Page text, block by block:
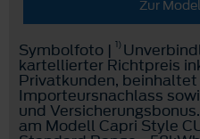
Zur
Symbolfoto | 1)
kartellierter Richtpreis
Privatkunden,
Importeursnachlass
und
am Modell Capri Style